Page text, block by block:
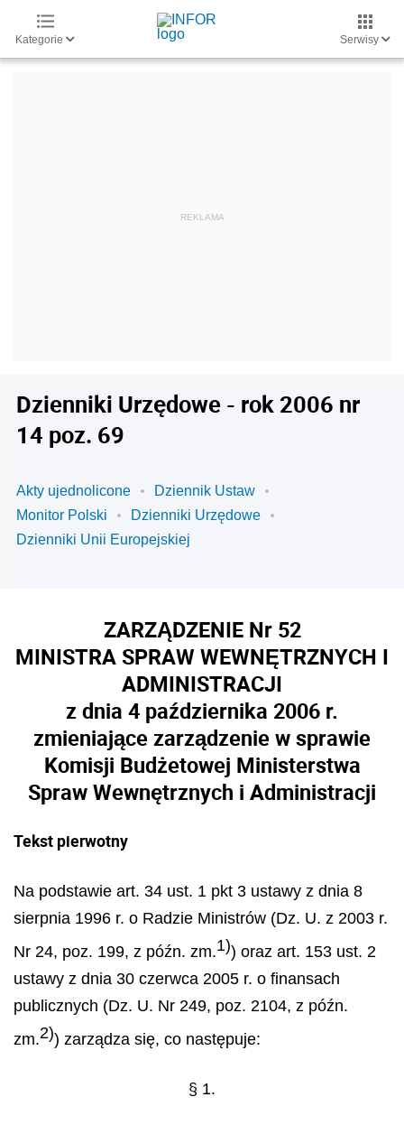
Kategorie Serwisy
Dzienniki Urzędowe - rok 2006 nr
14 poz. 69
Akty ujednolicone
Dziennik Ustaw
Monitor Polski
Dzienniki Urzędowe
Dzienniki Unii Europejskiej
ZARZĄDZENIE Nr 52
MINISTRA SPRAW WEWNĘTRZNYCH I
ADMINISTRACJI
z dnia 4 października 2006 r.
zmieniające zarządzenie w sprawie
Komisji Budżetowej Ministerstwa
Spraw Wewnętrznych i Administracji
Tekst pierwotny
Na podstawie art. 34 ust. 1 pkt 3 ustawy z dnia 8
sierpnia 1996 r. o Radzie Ministrów (Dz. U. z 2003 r.
Nr 24, poz. 199, z późn. zm.1)) oraz art. 153 ust. 2
ustawy z dnia 30 czerwca 2005 r. o finansach
publicznych (Dz. U. Nr 249, poz. 2104, z późn.
zm.2)) zarządza się, co następuje:
§ 1.